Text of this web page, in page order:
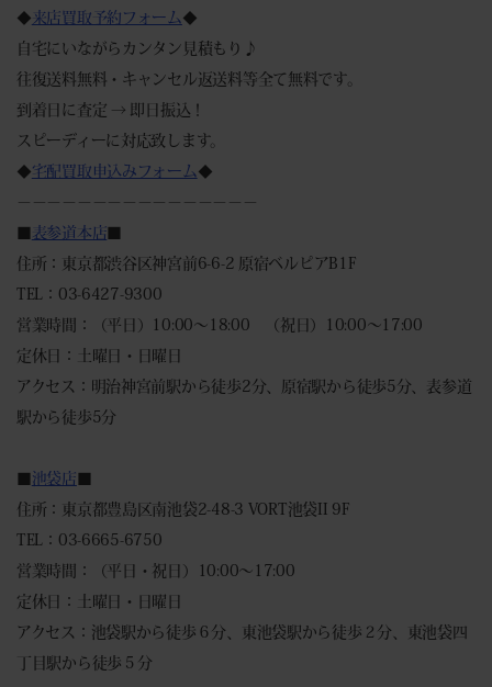
◆ 来店買取予約フォーム ◆
自宅にいながらカンタン見積もり♪
往復送料無料・キャンセル返送料等全て無料です。
到着日に査定 → 即日振込！
スピーディーに対応致します。
◆宅配買取申込みフォーム ◆
－－－－－－－－－－－－－－－－
表参道本店
住所：東京都渋谷区神宮前6-6-2 原宿ベルピアB1F
TEL：03-6427-9300
営業時間：（平日）10:00～18:00 （祝日）10:00～17:00
定休日：土曜日・日曜日
アクセス：明治神宮前駅から徒歩2分、原宿駅から徒歩5分、表参道
駅から徒歩5分
池袋店
住所：東京都豊島区南池袋2-48-3 VORT池袋II 9F
TEL：03-6665-6750
営業時間：（平日・祝日）10:00～17:00
定休日：土曜日・日曜日
アクセス：池袋駅から徒歩６分、東池袋駅から徒歩２分、東池袋四
丁目駅から徒歩５分